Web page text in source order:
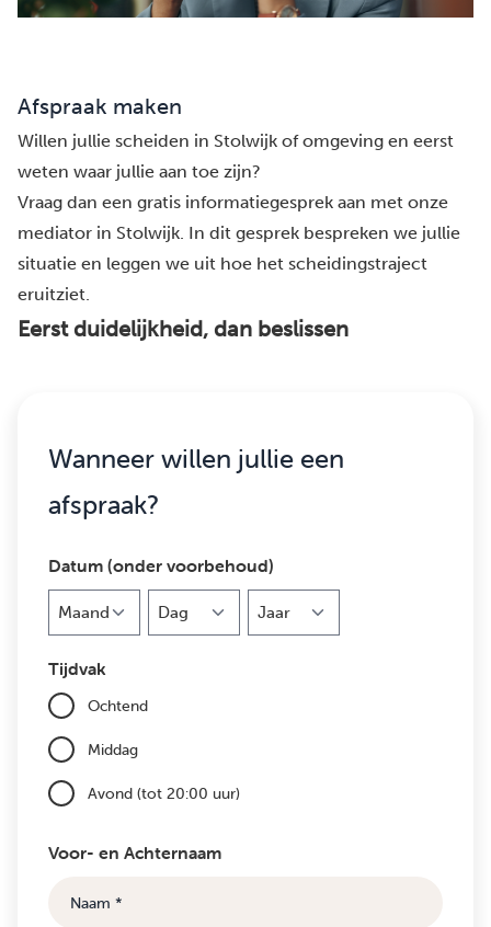
Afspraak maken
Willen jullie scheiden in Stolwijk of omgeving en eerst
weten waar jullie aan toe zijn?
Vraag dan een gratis informatiegesprek aan met onze
mediator in Stolwijk. In dit gesprek bespreken we jullie
situatie en leggen we uit hoe het scheidingstraject
eruitziet.
Eerst duidelijkheid, dan beslissen
Wanneer willen jullie een
afspraak?
Datum (onder voorbehoud)
Tijdvak
Ochtend
Middag
Avond (tot 20:00 uur)
Voor- en Achternaam